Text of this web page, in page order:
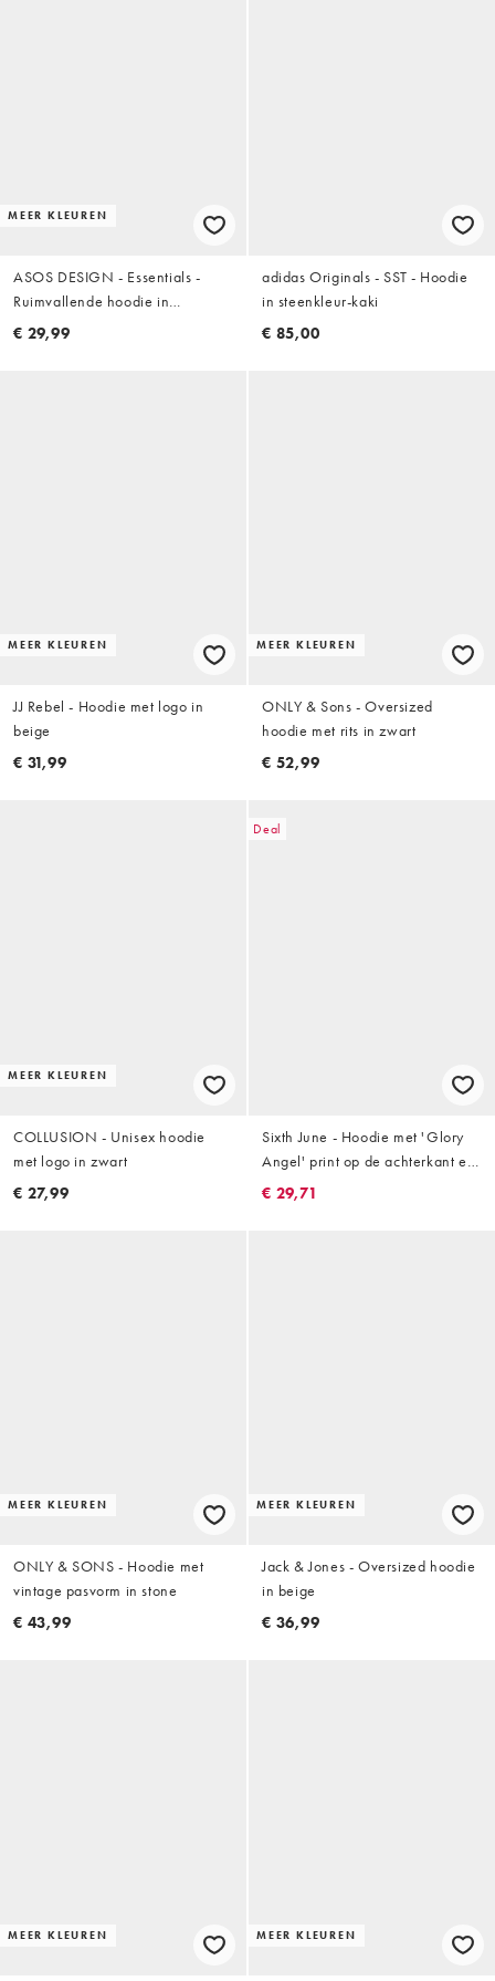
MEER KLEUREN
ASOS DESIGN - Essentials -
Ruimvallende hoodie in
steengrijs
€ 29,99
adidas Originals - SST - Hoodie
in steenkleur-kaki
€ 85,00
MEER KLEUREN
JJ Rebel - Hoodie met logo in
beige
€ 31,99
MEER KLEUREN
ONLY & Sons - Oversized
hoodie met rits in zwart
€ 52,99
MEER KLEUREN
COLLUSION - Unisex hoodie
met logo in zwart
€ 27,99
Deal
Sixth June - Hoodie met 'Glory
Angel' print op de achterkant en
rits in beige
€ 29,71
MEER KLEUREN
ONLY & SONS - Hoodie met
vintage pasvorm in stone
€ 43,99
MEER KLEUREN
Jack & Jones - Oversized hoodie
in beige
€ 36,99
MEER KLEUREN MEER KLEUREN